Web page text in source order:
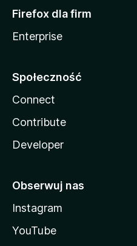
Firefox dla firm
Enterprise
Społeczność
Connect
Contribute
Developer
Obserwuj nas
Instagram
YouTube